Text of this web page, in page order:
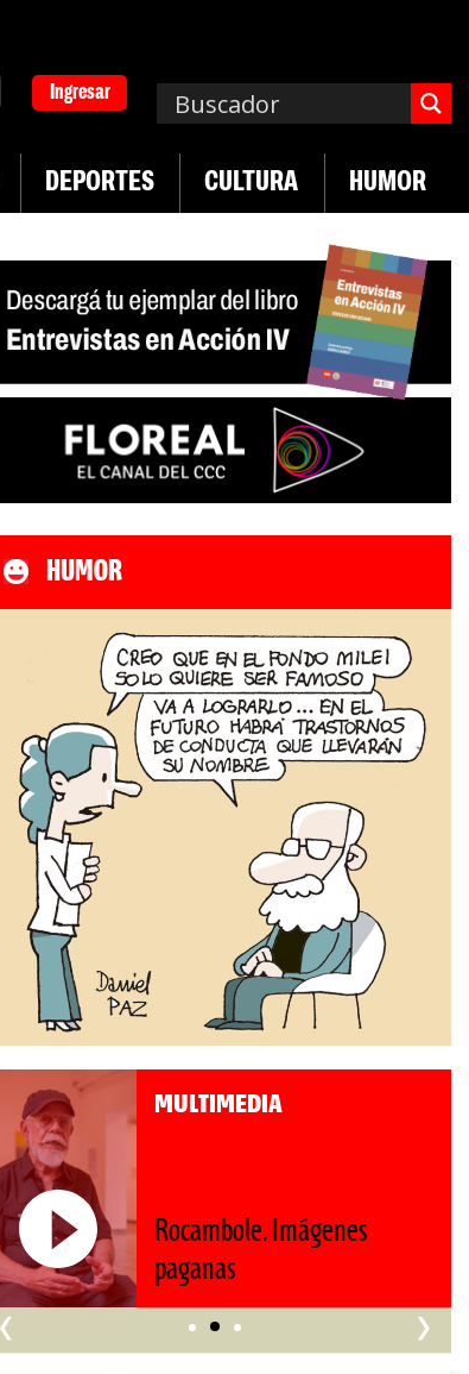
Ingresar
DEPORTES CULTURA HUMOR
de lucha de UTEP | Exportaciones del agro
HUMOR
MULTIMEDIA
Roberto Pompa. «La reforma
nos retrocede al siglo XIX»
›